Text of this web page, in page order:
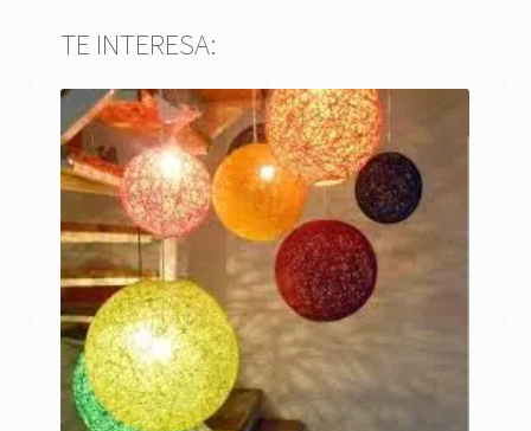
TE INTERESA: